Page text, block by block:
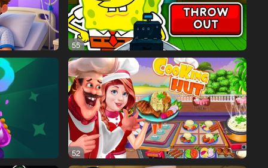
55
52